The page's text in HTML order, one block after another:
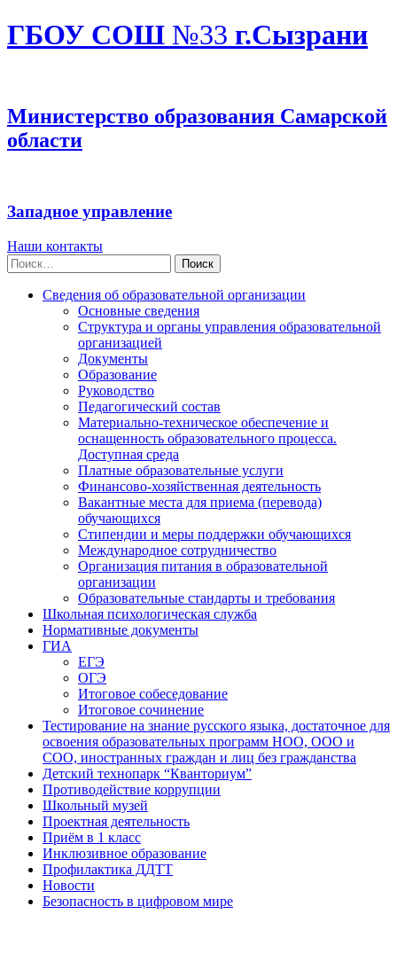
ГБОУ СОШ №33 г.Сызрани
Министерство образования Самарской
области
Западное управление
Наши контакты
Найти:
Сведения об образовательной организации
Основные сведения
Структура и органы управления образовательной
организацией
Документы
Образование
Руководство
Педагогический состав
Материально-техническое обеспечение и
оснащенность образовательного процесса.
Доступная среда
Платные образовательные услуги
Финансово-хозяйственная деятельность
Вакантные места для приема (перевода)
обучающихся
Стипендии и меры поддержки обучающихся
Международное сотрудничество
Организация питания в образовательной
организации
Образовательные стандарты и требования
Школьная психологическая служба
Нормативные документы
ГИА
ЕГЭ
ОГЭ
Итоговое собеседование
Итоговое сочинение
Тестирование на знание русского языка, достаточное для
освоения образовательных программ НОО, ООО и
СОО, иностранных граждан и лиц без гражданства
Детский технопарк “Кванториум”
Противодействие коррупции
Школьный музей
Проектная деятельность
Приём в 1 класс
Инклюзивное образование
Профилактика ДДТТ
Новости
Безопасность в цифровом мире